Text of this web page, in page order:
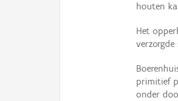
houten
Het
primitief
onder